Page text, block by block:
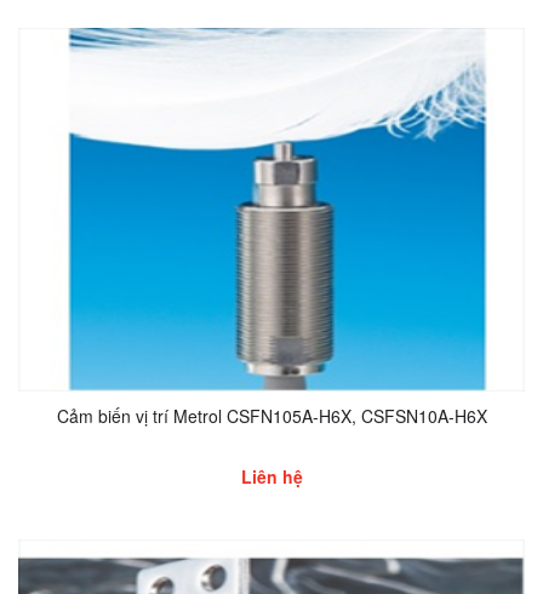
Cảm biến vị trí Metrol CSFN105A-H6X, CSFSN10A-H6X
Liên hệ